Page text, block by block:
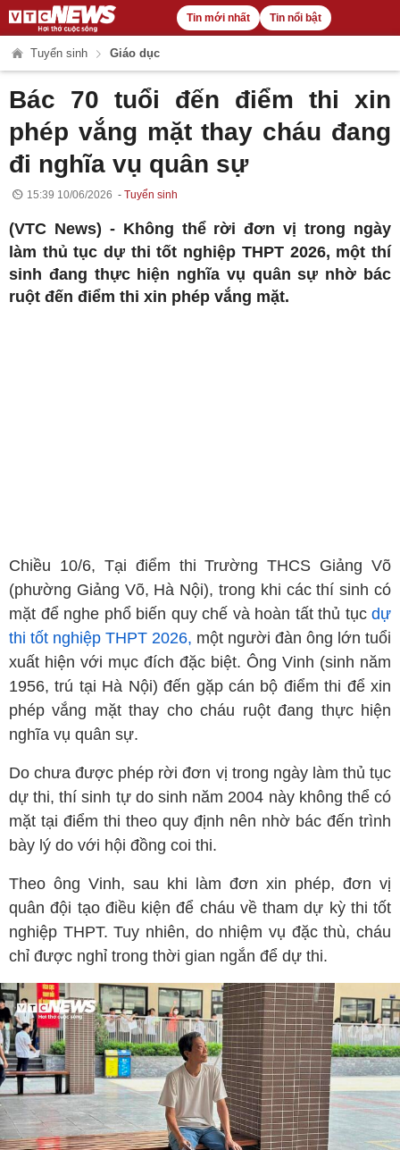
Tin mới nhất Tin nổi bật
Tuyển sinh Giáo dục
Bác 70 tuổi đến điểm thi xin
phép vắng mặt thay cháu đang
đi nghĩa vụ quân sự
15:39 10/06/2026 Tuyển sinh
(VTC News) - Không thể rời đơn vị trong ngày
làm thủ tục dự thi tốt nghiệp THPT 2026, một thí
sinh đang thực hiện nghĩa vụ quân sự nhờ bác
ruột đến điểm thi xin phép vắng mặt.
Chiều 10/6, Tại điểm thi Trường THCS Giảng Võ
(phường Giảng Võ, Hà Nội), trong khi các thí sinh có
mặt để nghe phổ biến quy chế và hoàn tất thủ tục dự
thi tốt nghiệp THPT 2026, một người đàn ông lớn tuổi
xuất hiện với mục đích đặc biệt. Ông Vinh (sinh năm
1956, trú tại Hà Nội) đến gặp cán bộ điểm thi để xin
phép vắng mặt thay cho cháu ruột đang thực hiện
nghĩa vụ quân sự.
Do chưa được phép rời đơn vị trong ngày làm thủ tục
dự thi, thí sinh tự do sinh năm 2004 này không thể có
mặt tại điểm thi theo quy định nên nhờ bác đến trình
bày lý do với hội đồng coi thi.
Theo ông Vinh, sau khi làm đơn xin phép, đơn vị
quân đội tạo điều kiện để cháu về tham dự kỳ thi tốt
nghiệp THPT. Tuy nhiên, do nhiệm vụ đặc thù, cháu
chỉ được nghỉ trong thời gian ngắn để dự thi.